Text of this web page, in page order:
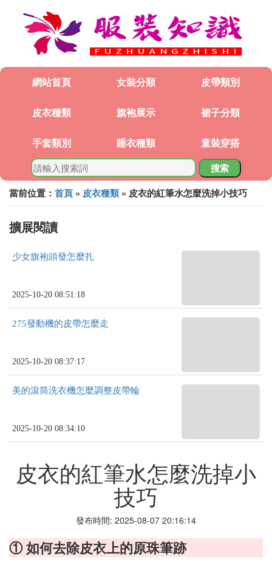
網站首頁 女裝分類 皮帶類別
皮衣種類 旗袍展示 裙子分類
手套類別 睡衣種類 童裝穿搭
搜索
當前位置： 首頁 » 皮衣種類 » 皮衣的紅筆水怎麼洗掉小技巧
擴展閱讀
少女旗袍頭發怎麼扎
2025-10-20 08:51:18
275發動機的皮帶怎麼走
2025-10-20 08:37:17
美的滾筒洗衣機怎麼調整皮帶輪
2025-10-20 08:34:10
皮衣的紅筆水怎麼洗掉小
技巧
發布時間: 2025-08-07 20:16:14
① 如何去除皮衣上的原珠筆跡